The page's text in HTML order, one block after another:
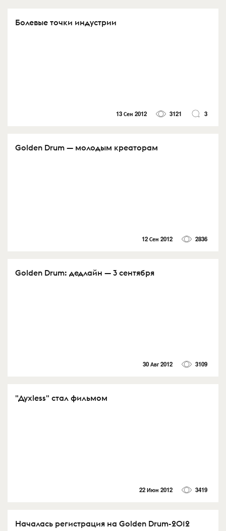
Болевые точки индустрии
13 Сен 2012 3121 3
Golden Drum — молодым креаторам
12 Сен 2012 2836
Golden Drum: дедлайн — 3 сентября
30 Авг 2012 3109
"Духless" стал фильмом
22 Июн 2012 3419
Началась регистрация на Golden Drum-2012